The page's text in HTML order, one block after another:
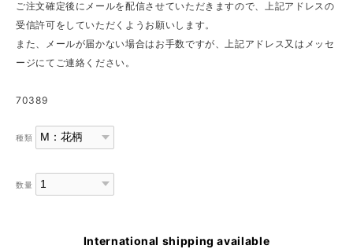
ご注文確定後にメールを配信させていただきますので、上記アドレスの
受信許可をしていただくようお願いします。
また、メールが届かない場合はお手数ですが、上記アドレス又はメッセ
ージにてご連絡ください。
70389
種類
数量
International shipping available